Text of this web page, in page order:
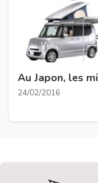
Au Japon, les
24/02/2016